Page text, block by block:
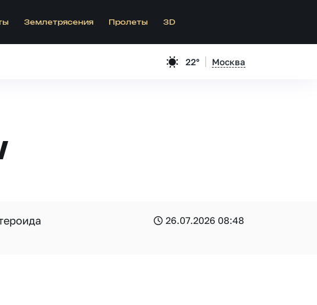
Землетрясения Пролеты 3D
22° Москва
26.07.2026 08:48